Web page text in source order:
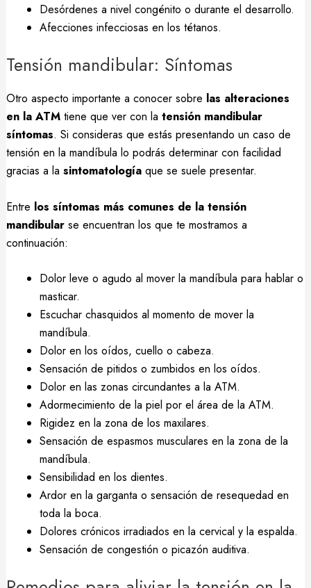
Desórdenes a nivel congénito o durante el desarrollo.
Afecciones infecciosas en los tétanos.
Tensión mandibular: Síntomas
Otro aspecto importante a conocer sobre las alteraciones
en la ATMtiene que ver con la tensión mandibular
síntomas. Si consideras que estás presentando un caso de
tensión en la mandíbula lo podrás determinar con facilidad
gracias a la sintomatologíaque se suele presentar.
Entre los síntomas más comunes de la tensión
mandibularse encuentran los que te mostramos a
continuación:
Dolor leve o agudo al mover la mandíbula para hablar o
masticar.
Escuchar chasquidos al momento de mover la
mandíbula.
Dolor en los oídos, cuello o cabeza.
Sensación de pitidos o zumbidos en los oídos.
Dolor en las zonas circundantes a la ATM.
Adormecimiento de la piel por el área de la ATM.
Rigidez en la zona de los maxilares.
Sensación de espasmos musculares en la zona de la
mandíbula.
Sensibilidad en los dientes.
Ardor en la garganta o sensación de resequedad en
toda la boca.
Dolores crónicos irradiados en la cervical y la espalda.
Sensación de congestión o picazón auditiva.